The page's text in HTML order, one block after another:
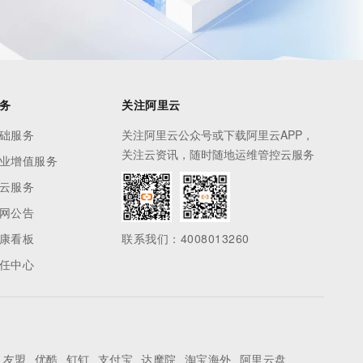
服务
增值服务
服务
公告
看板
中心
关注阿里云
关注阿里云公众号或下载阿里云APP，
关注云资讯，随时随地运维管控云服务
联系我们：4008013260
友盟 优酷 钉钉 支付宝 达摩院 淘宝海外 阿里云盘